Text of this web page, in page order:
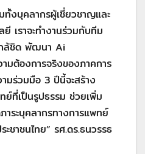
งบุคลากรผู้เชี่ยวชาญและ
เราจะทำงานร่วมกับทีม
กล้ชิด พัฒนา Ai
มต้องการจริงของภาคการ
มร่วมมือ 3 ปีนี้จะสร้าง
ที่เป็นรูปธรรม ช่วยเพิ่ม
าระบุคลากรทางการแพทย์
ชาชนไทย” รศ.ดร.ธนวรรธ